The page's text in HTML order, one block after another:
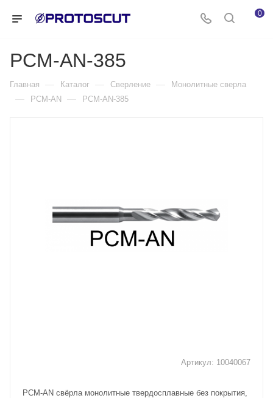
0
PCM-AN-385
Главная — Каталог — Сверление — Монолитные сверла
— PCM-AN — PCM-AN-385
Артикул: 10040067
PCM-AN свёрла монолитные твердосплавные без покрытия,